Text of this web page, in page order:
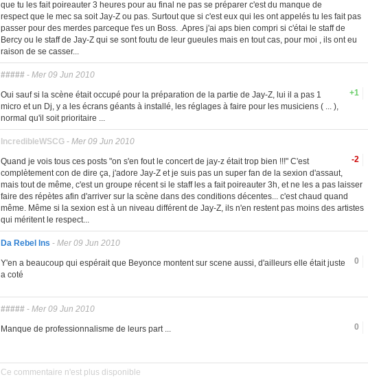
que tu les fait poireauter 3 heures pour au final ne pas se préparer c'est du manque de
respect que le mec sa soit Jay-Z ou pas. Surtout que si c'est eux qui les ont appelés tu les fait pas
passer pour des merdes parceque t'es un Boss. .Apres j'ai aps bien compri si c'étai le staff de
Bercy ou le staff de Jay-Z qui se sont foutu de leur gueules mais en tout cas, pour moi , ils ont eu
raison de se casser...
##### - Mer 09 Jun 2010
+1
Oui sauf si la scène était occupé pour la préparation de la partie de Jay-Z, lui il a pas 1
micro et un Dj, y a les écrans géants à installé, les réglages à faire pour les musiciens ( ... ),
normal qu'il soit prioritaire ...
IncredibleWSCG - Mer 09 Jun 2010
-2
Quand je vois tous ces posts "on s'en fout le concert de jay-z était trop bien !!!" C'est
complètement con de dire ça, j'adore Jay-Z et je suis pas un super fan de la sexion d'assaut,
mais tout de même, c'est un groupe récent si le staff les a fait poireauter 3h, et ne les a pas laisser
faire des répètes afin d'arriver sur la scène dans des conditions décentes... c'est chaud quand
même. Même si la sexion est à un niveau différent de Jay-Z, ils n'en restent pas moins des artistes
qui méritent le respect...
Da Rebel Ins - Mer 09 Jun 2010
0
Y'en a beaucoup qui espérait que Beyonce montent sur scene aussi, d'ailleurs elle était juste
a coté
##### - Mer 09 Jun 2010
0
Manque de professionnalisme de leurs part ...
Ce commentaire n'est plus disponible